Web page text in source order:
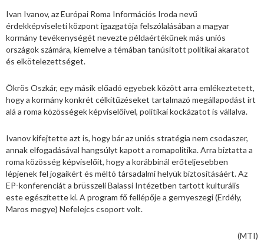
Ivan Ivanov, az Európai Roma Információs Iroda nevű
érdekképviseleti központ igazgatója felszólalásában a magyar
kormány tevékenységét nevezte példaértékűnek más uniós
országok számára, kiemelve a témában tanúsított politikai akaratot
és elkötelezettséget.
Ökrös Oszkár, egy másik előadó egyebek között arra emlékeztetett,
hogy a kormány konkrét célkitűzéseket tartalmazó megállapodást írt
alá a roma közösségek képviselőivel, politikai kockázatot is vállalva.
Ivanov kifejtette azt is, hogy bár az uniós stratégia nem csodaszer,
annak elfogadásával hangsúlyt kapott a romapolitika. Arra biztatta a
roma közösség képviselőit, hogy a korábbinál erőteljesebben
lépjenek fel jogaikért és méltó társadalmi helyük biztosításáért. Az
EP-konferenciát a brüsszeli Balassi Intézetben tartott kulturális
este egészítette ki. A program fő fellépője a gernyeszegi (Erdély,
Maros megye) Nefelejcs csoport volt.
(MTI)